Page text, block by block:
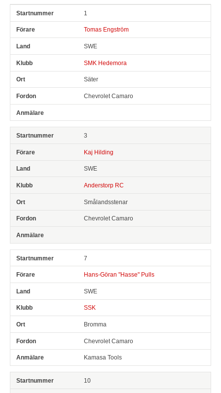
Snr Förare 1
Tomas Engström
SWE
SMK Hedemora
Säter
Chevrolet Camaro
3
Kaj Hilding
SWE
Anderstorp RC
Smålandsstenar
Chevrolet Camaro
7
Hans-Göran "Hasse" Pulls
SWE
SSK
Bromma
Chevrolet Camaro
Kamasa Tools
10